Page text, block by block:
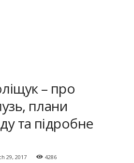
– про
плани
та підробне
29, 2017 4286